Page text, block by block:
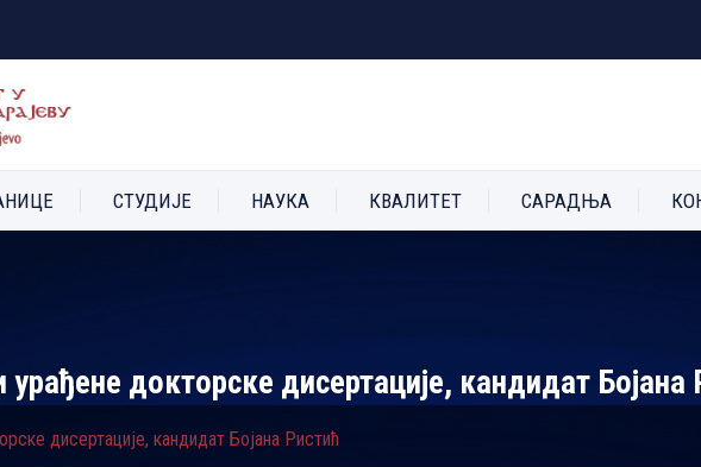
СТУДИЈЕ НАУКА КВАЛИТЕТ САРАДЊА
урађене докторске дисертације, кандидат Бојана
дисертације, кандидат Бојана Ристић